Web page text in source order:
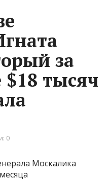
за
тысяч
0
Москалика